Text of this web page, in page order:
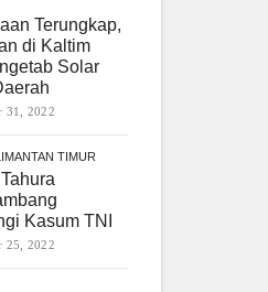
Terungkap,
di Kaltim
Solar
31, 2022
TIMUR
Kasum TNI
25, 2022